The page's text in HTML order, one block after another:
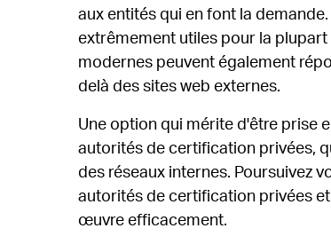
aux entités qui en font la
extrêmement utiles pour la
modernes peuvent également
delà des sites web externes.
Une option qui mérite d'être prise
autorités de certification privées,
des réseaux internes. Poursuivez
autorités de certification privées
œuvre efficacement.